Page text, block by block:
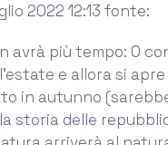
2022 12:13 fonte:
avrà più tempo: O
e allora si apre
in autunno
storia delle